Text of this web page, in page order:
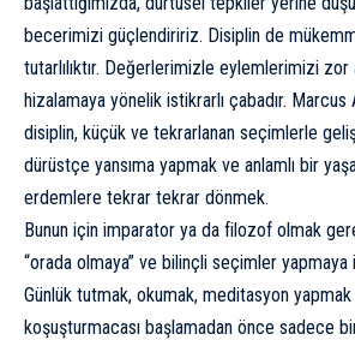
becerimizi güçlendiririz. Disiplin de
tutarlılıktır. Değerlerimizle eylemlerimizi zor
hizalamaya yönelik istikrarlı çabadır.
disiplin, küçük ve tekrarlanan seçimlerle
dürüstçe yansıma yapmak ve anlamlı bir
erdemlere tekrar tekrar dönmek.
Bunun için imparator ya da filozof olmak
“orada olmaya” ve bilinçli seçimler
Günlük tutmak, okumak, meditasyon
koşuşturmacası başlamadan önce sadece